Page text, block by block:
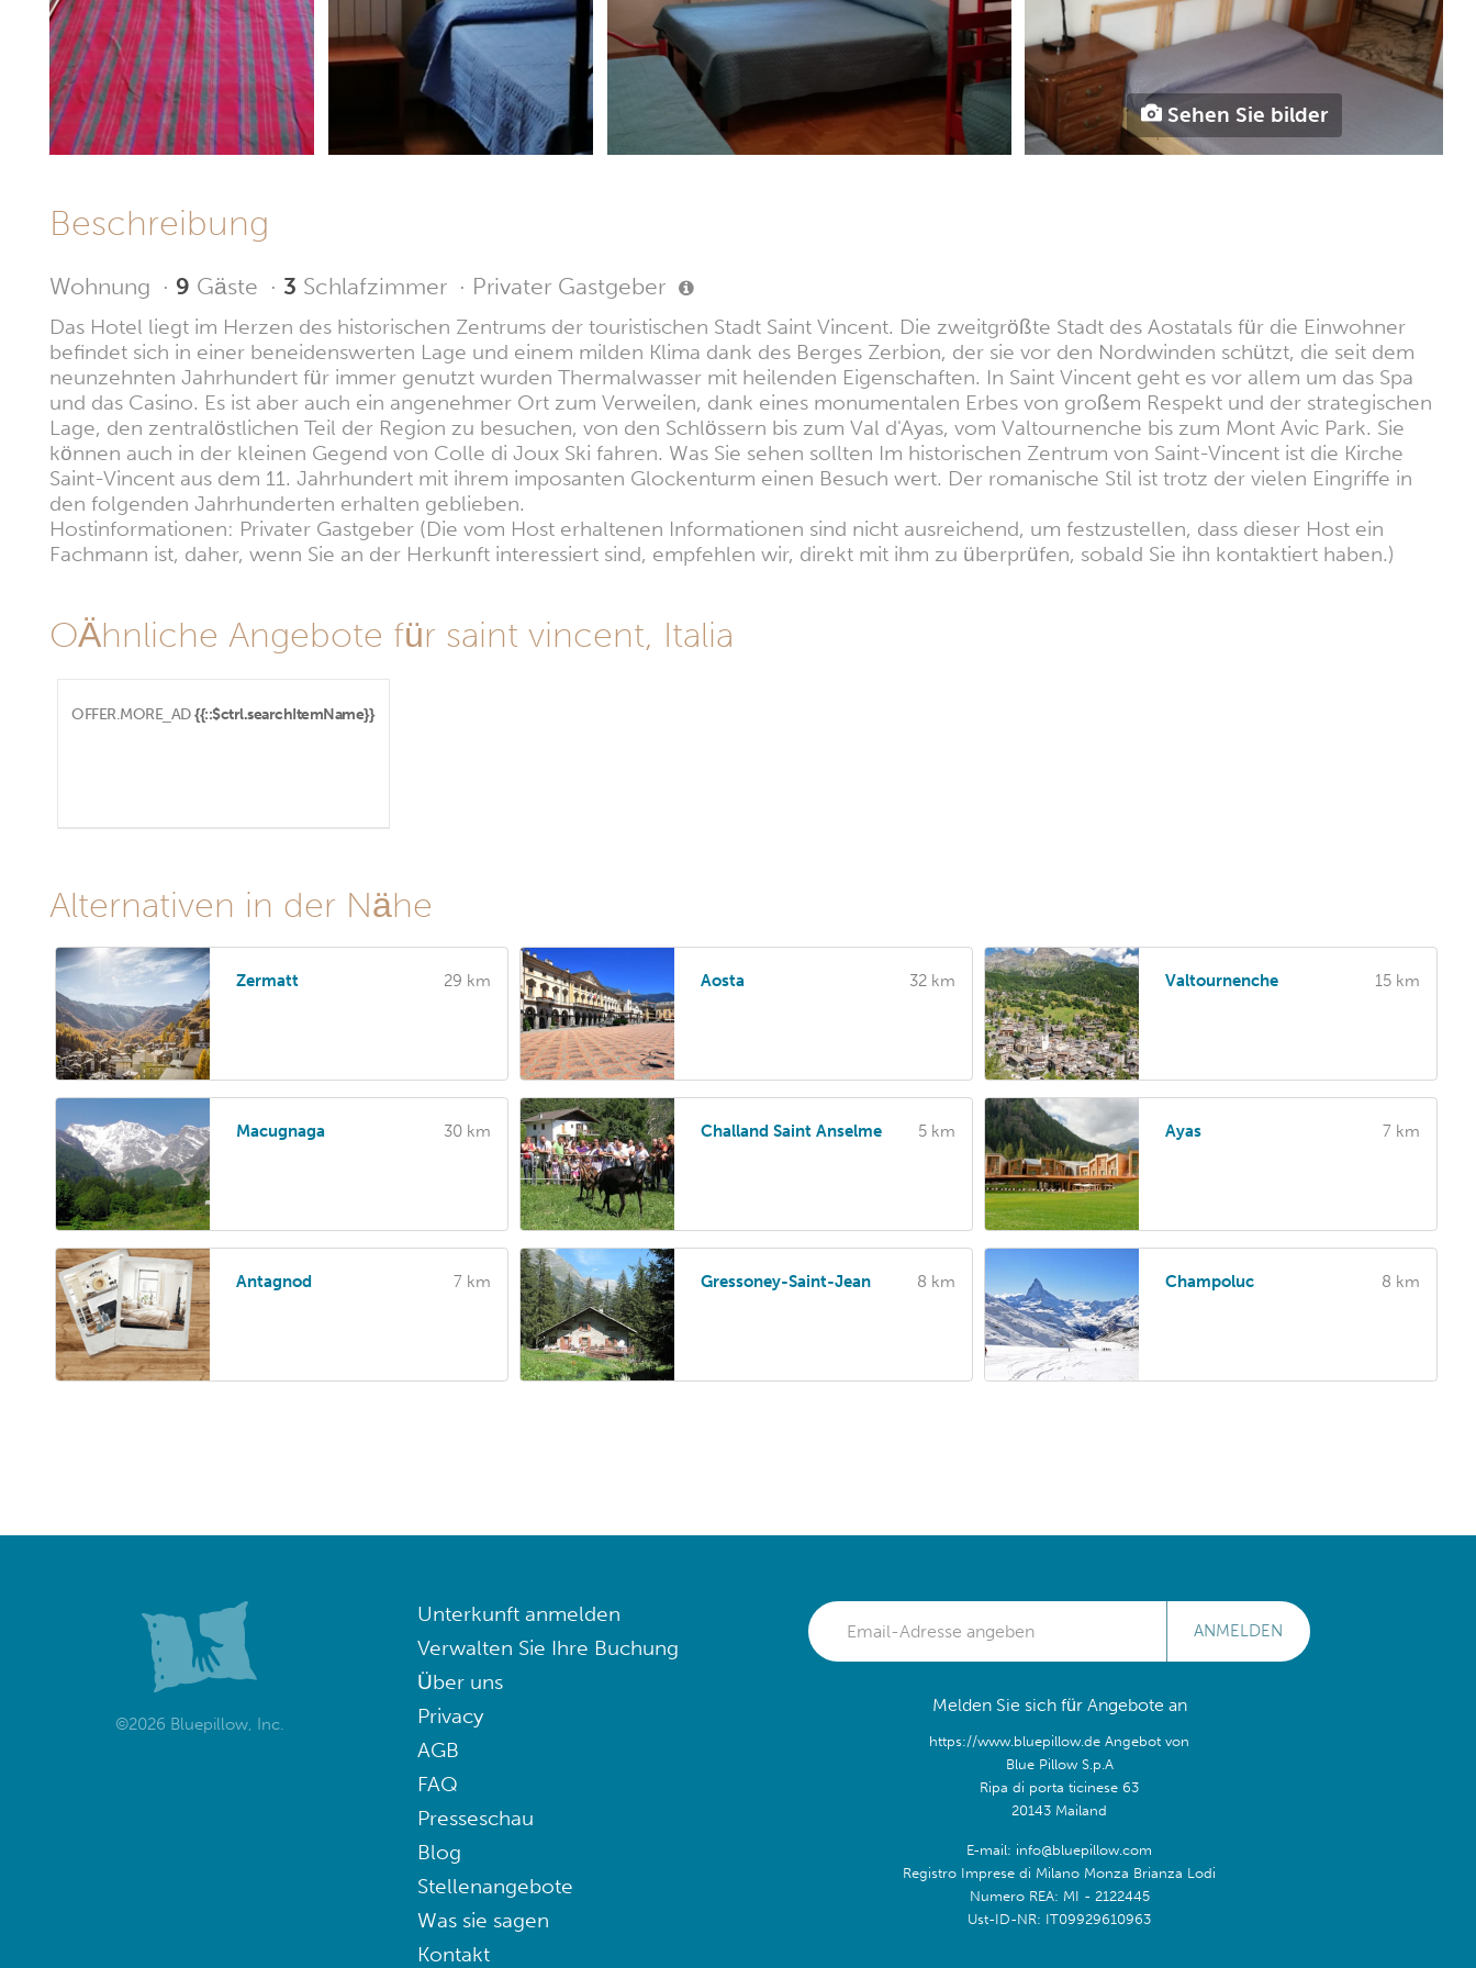
Sehen Sie bilder
Beschreibung
Wohnung · 9 Gäste · 3 Schlafzimmer · Privater Gastgeber
Das Hotel liegt im Herzen des historischen Zentrums der touristischen Stadt Saint Vincent. Die zweitgrößte Stadt des Aostatals für die Einwohner
befindet sich in einer beneidenswerten Lage und einem milden Klima dank des Berges Zerbion, der sie vor den Nordwinden schützt, die seit dem
neunzehnten Jahrhundert für immer genutzt wurden Thermalwasser mit heilenden Eigenschaften. In Saint Vincent geht es vor allem um das Spa
und das Casino. Es ist aber auch ein angenehmer Ort zum Verweilen, dank eines monumentalen Erbes von großem Respekt und der strategischen
Lage, den zentralöstlichen Teil der Region zu besuchen, von den Schlössern bis zum Val d'Ayas, vom Valtournenche bis zum Mont Avic Park. Sie
können auch in der kleinen Gegend von Colle di Joux Ski fahren. Was Sie sehen sollten Im historischen Zentrum von Saint-Vincent ist die Kirche
Saint-Vincent aus dem 11. Jahrhundert mit ihrem imposanten Glockenturm einen Besuch wert. Der romanische Stil ist trotz der vielen Eingriffe in
den folgenden Jahrhunderten erhalten geblieben.
Hostinformationen: Privater Gastgeber (Die vom Host erhaltenen Informationen sind nicht ausreichend, um festzustellen, dass dieser Host ein
Fachmann ist, daher, wenn Sie an der Herkunft interessiert sind, empfehlen wir, direkt mit ihm zu überprüfen, sobald Sie ihn kontaktiert haben.)
OÄhnliche Angebote für saint vincent, Italia
OFFER.MORE_AD {{::$ctrl.searchItemName}}
Alternativen in der Nähe
Zermatt 29 km Aosta 32 km Valtournenche 15 km
Macugnaga 30 km Challand Saint Anselme 5 km Ayas 7 km
Antagnod 7 km Gressoney-Saint-Jean 8 km Champoluc 8 km
©2026 Bluepillow, Inc.
Unterkunft anmelden
Verwalten Sie Ihre Buchung
Über uns
Privacy
AGB
FAQ
Presseschau
Blog
Stellenangebote
Was sie sagen
Kontakt
ANMELDEN
Melden Sie sich für Angebote an
https://www.bluepillow.de Angebot von
Blue Pillow S.p.A
Ripa di porta ticinese 63
20143 Mailand
E-mail: info@bluepillow.com
Registro Imprese di Milano Monza Brianza Lodi
Numero REA: MI - 2122445
Ust-ID-NR: IT09929610963